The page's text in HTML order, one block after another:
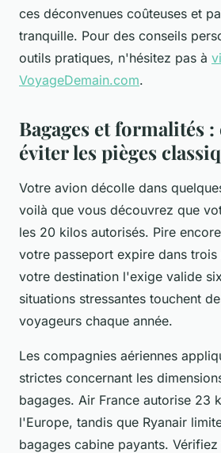
ces déconvenues coûteuses et
tranquille. Pour des conseils
outils pratiques, n'hésitez pas à
VoyageDemain.com.
Bagages et formalités
éviter les pièges
Votre avion décolle dans
voilà que vous découvrez que
les 20 kilos autorisés. Pire
votre passeport expire dans
votre destination l'exige valide
situations stressantes touchent
voyageurs chaque année.
Les compagnies aériennes
strictes concernant les
bagages. Air France autorise 23
l'Europe, tandis que Ryanair
bagages cabine payants.